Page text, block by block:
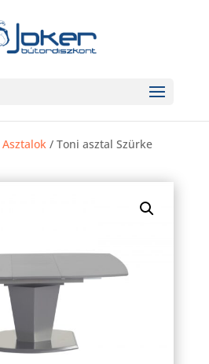
Asztalok/ Toni asztal Szürke